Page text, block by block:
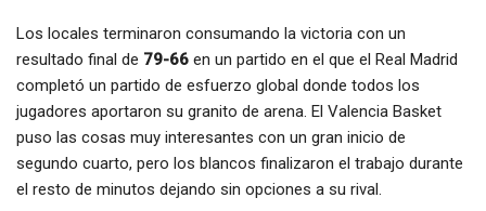
Los locales terminaron consumando la victoria con un
resultado final de 79-66 en un partido en el que el Real Madrid
completó un partido de esfuerzo global donde todos los
jugadores aportaron su granito de arena. El Valencia Basket
puso las cosas muy interesantes con un gran inicio de
segundo cuarto, pero los blancos finalizaron el trabajo durante
el resto de minutos dejando sin opciones a su rival.